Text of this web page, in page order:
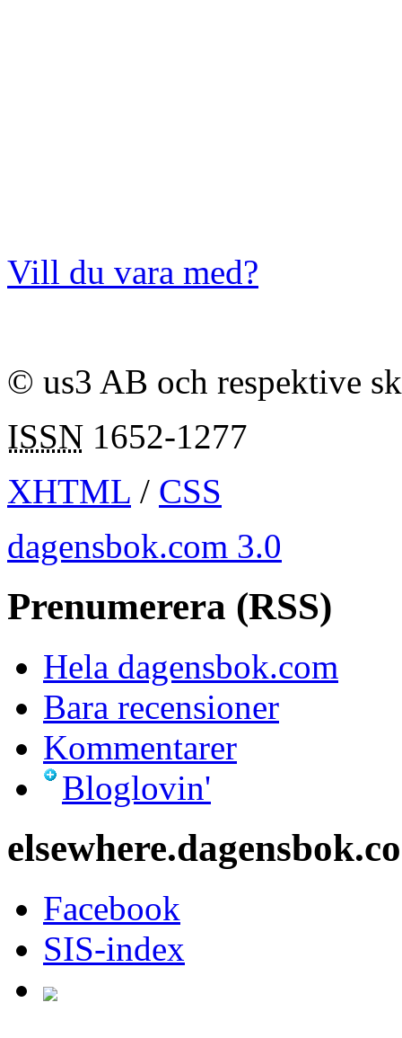
Vill du vara med?
© us3 AB och respektive
ISSN 1652-1277
XHTML / CSS
dagensbok.com 3.0
Prenumerera (RSS)
Hela dagensbok.com
Bara recensioner
Kommentarer
Bloglovin'
Facebook
SIS-index